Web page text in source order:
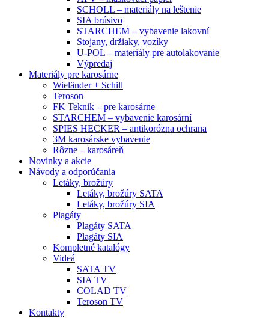
SCHOLL – materiály na leštenie
SIA brúsivo
STARCHEM – vybavenie lakovní
Stojany, držiaky, vozíky
U-POL – materiály pre autolakovanie
Výpredaj
Materiály pre karosárne
Wieländer + Schill
Teroson
FK Teknik – pre karosárne
STARCHEM – vybavenie karosární
SPIES HECKER – antikorózna ochrana
3M karosárske vybavenie
Rôzne – karosáreň
Novinky a akcie
Návody a odporúčania
Letáky, brožúry
Letáky, brožúry SATA
Letáky, brožúry SIA
Plagáty
Plagáty SATA
Plagáty SIA
Kompletné katalógy
Videá
SATA TV
SIA TV
COLAD TV
Teroson TV
Kontakty